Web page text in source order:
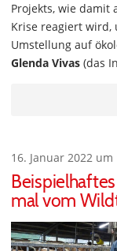
Projekts, wie damit
Krise reagiert
Umstellung auf
Glenda Vivas (das
16. Januar 2022 um
mal vom